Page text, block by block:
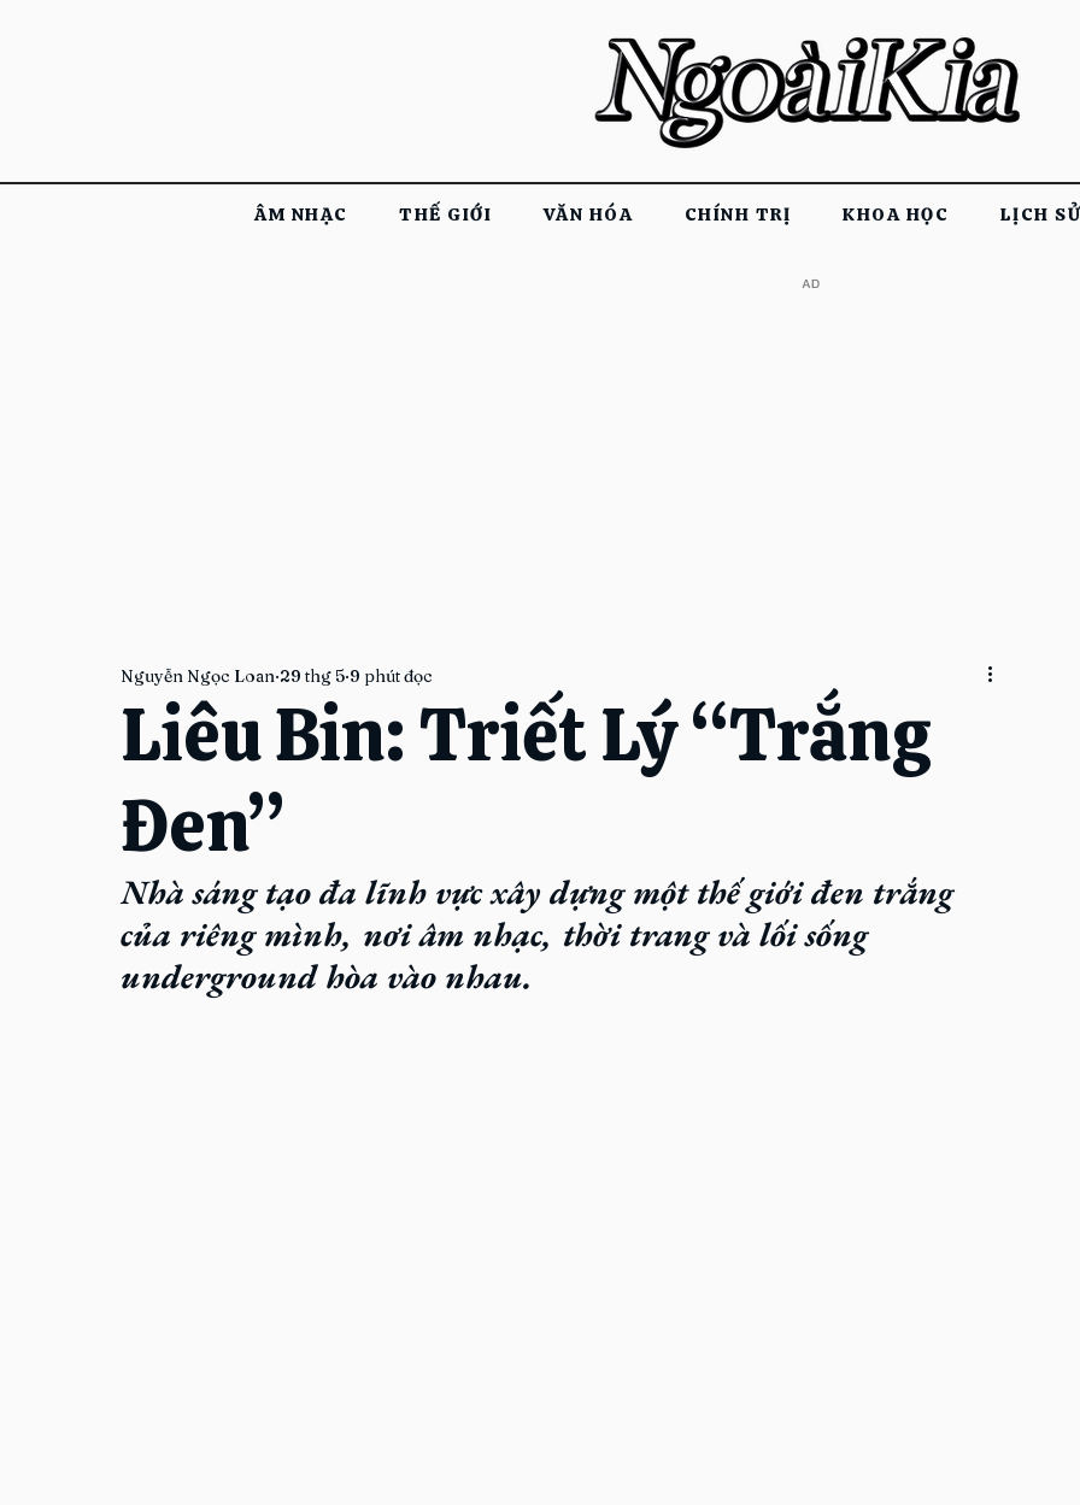
ÂM NHẠC THẾ GIỚI VĂN HÓA CHÍNH TRỊ KHOA HỌC LỊCH
​AD
Liêu Bin: Triết Lý “Trắng
Đen”
Nguyễn Ngọc Loan 29 thg 5 9 phút đọc
Nhà sáng tạo đa lĩnh vực xây dựng một thế giới đen trắng
của riêng mình, nơi âm nhạc, thời trang và lối sống
underground hòa vào nhau.